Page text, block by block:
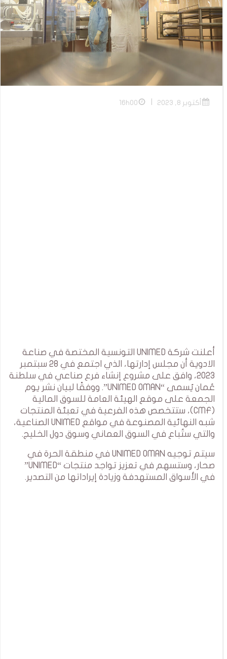
أكتوبر 8, 2023 16h00
أعلنت شركة UNIMED التونسية المختصة في صناعة
الادوية أن مجلس إدارتها، الذي اجتمع في 28 سبتمبر
2023، وافق على مشروع إنشاء فرع صناعي في سلطنة
عُمان يُسمى “UNIMED OMAN”. ووفقًا لبيان نشر يوم
الجمعة على موقع الهيئة العامة للسوق المالية
(CMF)، ستتخصص هذه الفرعية في تعبئة المنتجات
شبه النهائية المصنوعة في مواقع UNIMED الصناعية،
والتي ستُباع في السوق العماني وسوق دول الخليج.
سيتم توجيه UNIMED OMAN في منطقة الحرة في
صحار، وستسهم في تعزيز تواجد منتجات “UNIMED”
في الأسواق المستهدفة وزيادة إيراداتها من التصدير.